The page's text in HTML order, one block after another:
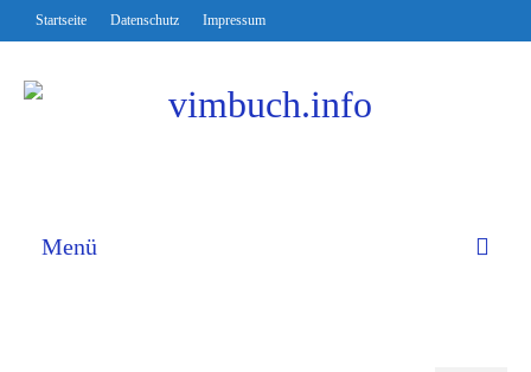
Startseite Datenschutz Impressum
Menü